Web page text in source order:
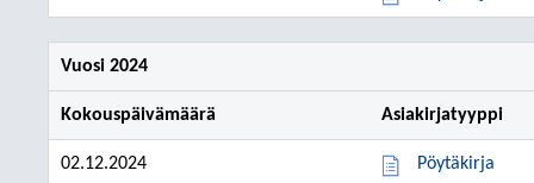
Vuosi 2024
Kokouspäivämäärä Asiakirjatyyppi
02.12.2024 Pöytäkirja